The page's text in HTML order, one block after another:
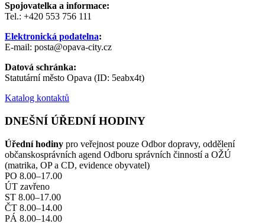
Spojovatelka a informace:
Tel.: +420 553 756 111
Elektronická podatelna:
E-mail: posta@opava-city.cz
Datová schránka:
Statutární město Opava (ID: 5eabx4t)
Katalog kontaktů
DNEŠNÍ ÚŘEDNÍ HODINY
Úřední hodiny pro veřejnost pouze Odbor dopravy, oddělení
občanskosprávních agend Odboru správních činností a OŽÚ
(matrika, OP a CD, evidence obyvatel)
PO 8.00–17.00
ÚT zavřeno
ST 8.00–17.00
ČT 8.00–14.00
PÁ 8.00–14.00